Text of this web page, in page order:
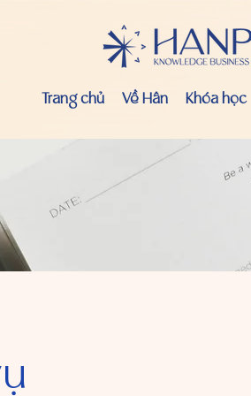
Trang chủ Về Hân Khóa học